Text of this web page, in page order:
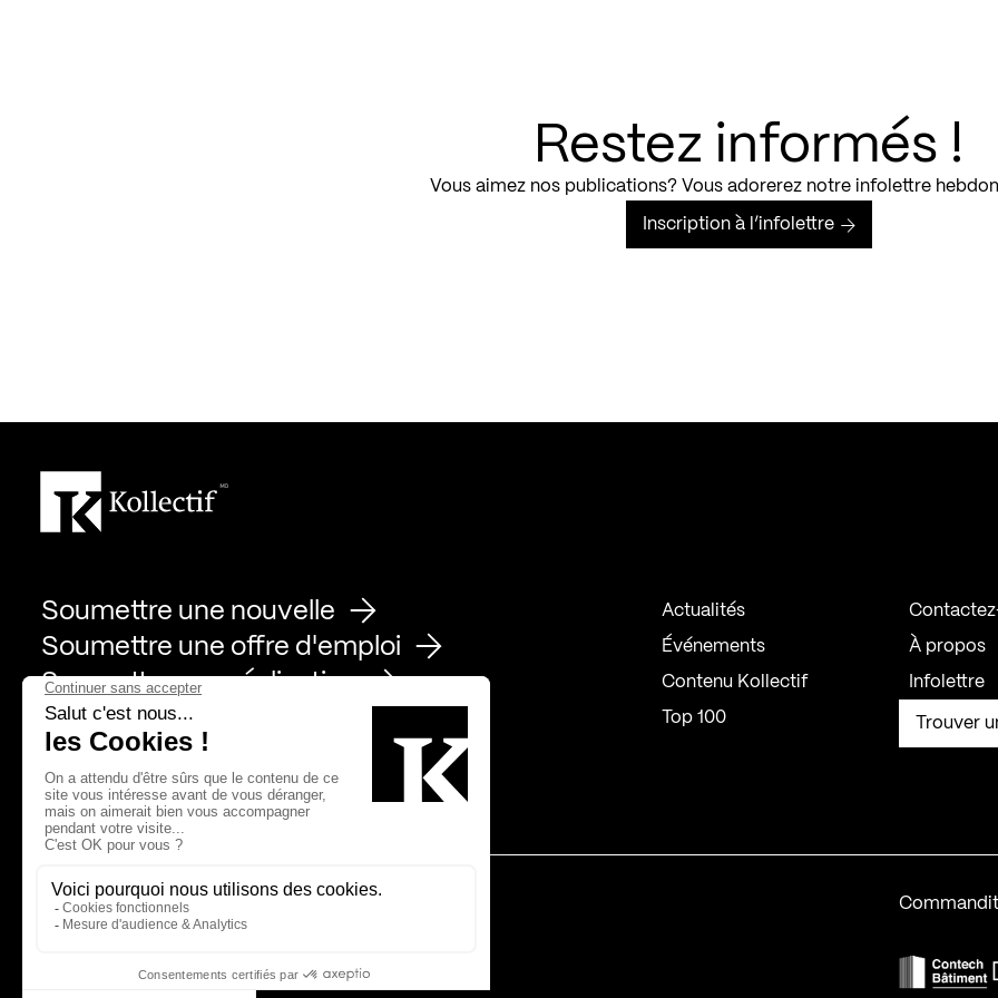
Restez informés !
Vous aimez nos publications? Vous adorerez notre infolettre
Inscription à l’infolettre
Soumettre une nouvelle
Soumettre une offre d'emploi
Soumettre une réalisation
Actualités
Événements
Contenu Kollectif
Top 100
À propos
Infolettre
Trouver
Page Facebook de Kollectif
Page Instagram de Kollectif
Page Linkedin de Kollectif
Partenaires